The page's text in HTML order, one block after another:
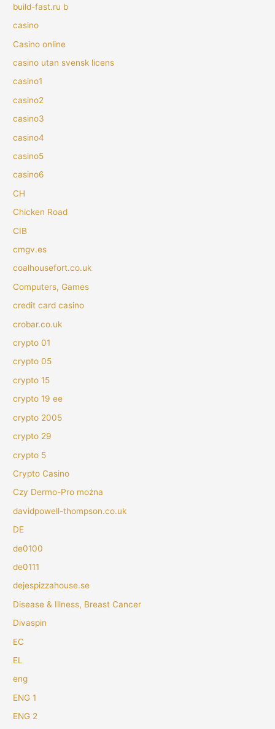
build-fast.ru b
casino
Casino online
casino utan svensk licens
casino1
casino2
casino3
casino4
casino5
casino6
CH
Chicken Road
CIB
cmgv.es
coalhousefort.co.uk
Computers, Games
credit card casino
crobar.co.uk
crypto 01
crypto 05
crypto 15
crypto 19 ee
crypto 2005
crypto 29
crypto 5
Crypto Casino
Czy Dermo-Pro można
davidpowell-thompson.co.uk
DE
de0100
de0111
dejespizzahouse.se
Disease & Illness, Breast Cancer
Divaspin
EC
EL
eng
ENG 1
ENG 2